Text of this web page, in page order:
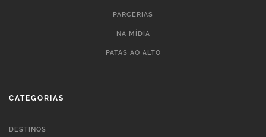
PARCERIAS
NA MÍDIA
PATAS AO ALTO
CATEGORIAS
DESTINOS